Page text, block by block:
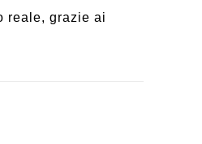
reale, grazie ai